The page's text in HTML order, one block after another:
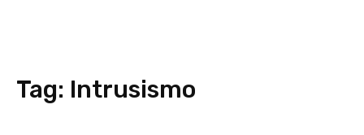
Tag: Intrusismo